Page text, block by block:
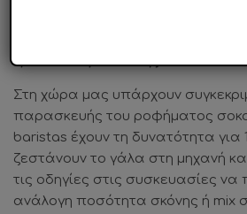
Τρόποι παρασκευής
Στη χώρα μας υπάρχουν
παρασκευής του ροφήματος
baristas έχουν τη δυνατότητα για
ζεστάνουν το γάλα στη μηχανή
τις οδηγίες στις συσκευασίες
ανάλογη ποσότητα σκόνης ή mix